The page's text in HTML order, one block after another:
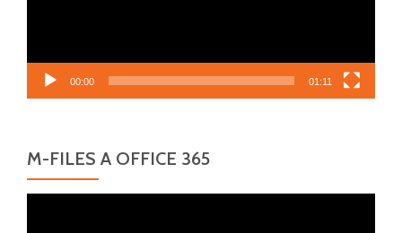
00:00 01:11
M-FILES A OFFICE 365